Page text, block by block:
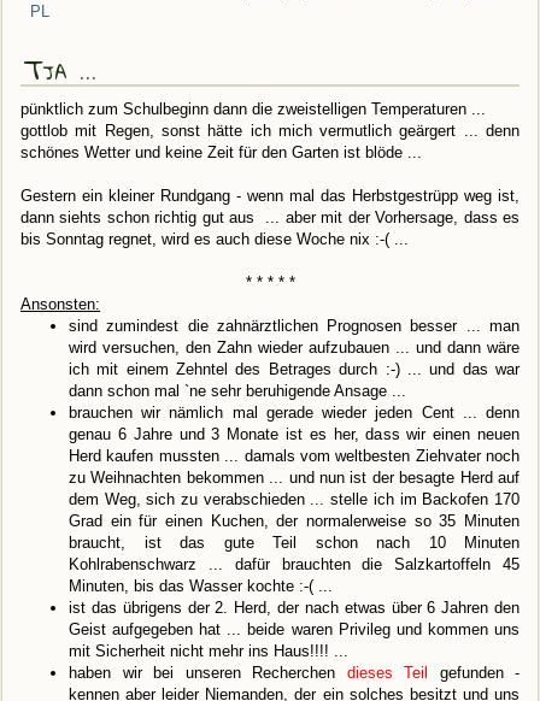
PL
Tja ...
pünktlich zum Schulbeginn dann die zweistelligen Temperaturen ...
gottlob mit Regen, sonst hätte ich mich vermutlich geärgert ... denn
schönes Wetter und keine Zeit für den Garten ist blöde ...
Gestern ein kleiner Rundgang - wenn mal das Herbstgestrüpp weg ist,
dann siehts schon richtig gut aus ... aber mit der Vorhersage, dass es
bis Sonntag regnet, wird es auch diese Woche nix :-( ...
* * * * *
Ansonsten:
sind zumindest die zahnärztlichen Prognosen besser ... man
wird versuchen, den Zahn wieder aufzubauen ... und dann wäre
ich mit einem Zehntel des Betrages durch :-) ... und das war
dann schon mal `ne sehr beruhigende Ansage ...
brauchen wir nämlich mal gerade wieder jeden Cent ... denn
genau 6 Jahre und 3 Monate ist es her, dass wir einen neuen
Herd kaufen mussten ... damals vom weltbesten Ziehvater noch
zu Weihnachten bekommen ... und nun ist der besagte Herd auf
dem Weg, sich zu verabschieden ... stelle ich im Backofen 170
Grad ein für einen Kuchen, der normalerweise so 35 Minuten
braucht, ist das gute Teil schon nach 10 Minuten
Kohlrabenschwarz ... dafür brauchten die Salzkartoffeln 45
Minuten, bis das Wasser kochte :-( ...
ist das übrigens der 2. Herd, der nach etwas über 6 Jahren den
Geist aufgegeben hat ... beide waren Privileg und kommen uns
mit Sicherheit nicht mehr ins Haus!!!! ...
haben wir bei unseren Recherchen dieses Teil
gefunden -
kennen aber leider Niemanden, der ein solches besitzt und uns